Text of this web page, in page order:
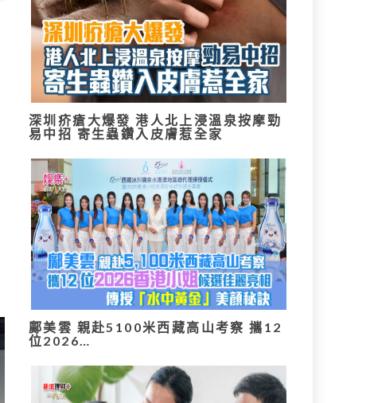
深圳疥瘡大爆發 港人北上浸溫泉按摩勁
易中招 寄生蟲鑽入皮膚惹全家
鄺美雲 親赴5100米西藏高山考察 攜12
位2026…